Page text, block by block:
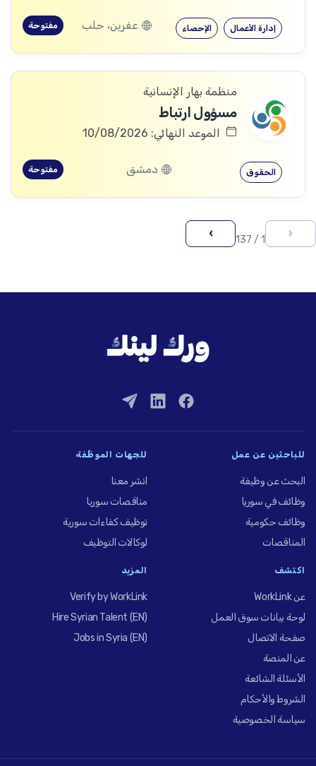
الإحصاء إدارة الأعمال عفرين، حلب مفتوحة
منظمة بهار الإنسانية
مسؤول ارتباط
الموعد النهائي: 10/08/2026
الحقوق دمشق مفتوحة
‹
1 / 137
›
للباحثين عن عمل
البحث عن وظيفة
وظائف في سوريا
وظائف حكومية
المناقصات
للجهات الموظِّفة
انشر معنا
مناقصات سوريا
توظيف كفاءات سورية
لوكالات التوظيف
اكتشف
عن WorkLink
لوحة بيانات سوق العمل
صفحة الاتصال
عن المنصة
الأسئلة الشائعة
الشروط والأحكام
سياسة الخصوصية
المزيد
Verify by WorkLink
Hire Syrian Talent (EN)
Jobs in Syria (EN)